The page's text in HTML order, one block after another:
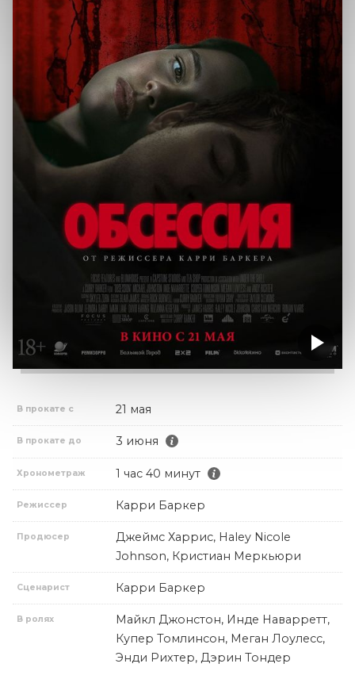
В прокате с 21 мая
В прокате до 3 июня
Хронометраж 1 час 40 минут
Режиссер Карри Баркер
Продюсер
Джеймс Харрис, Haley Nicole
Johnson, Кристиан Меркьюри
Сценарист Карри Баркер
В ролях
Майкл Джонстон, Инде Наварретт,
Купер Томлинсон, Меган Лоулесс,
Энди Рихтер, Дэрин Тондер